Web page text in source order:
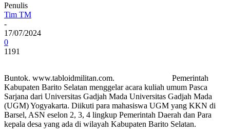
Penulis
Tim TM
-
17/07/2024
0
1191
Buntok. www.tabloidmilitan.com. Pemerintah
Kabupaten Barito Selatan menggelar acara kuliah umum Pasca
Sarjana dari Universitas Gadjah Mada Universitas Gadjah Mada
(UGM) Yogyakarta. Diikuti para mahasiswa UGM yang KKN di
Barsel, ASN eselon 2, 3, 4 lingkup Pemerintah Daerah dan Para
kepala desa yang ada di wilayah Kabupaten Barito Selatan.